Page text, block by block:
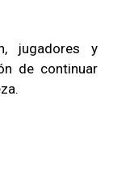
jugadores y
de continuar